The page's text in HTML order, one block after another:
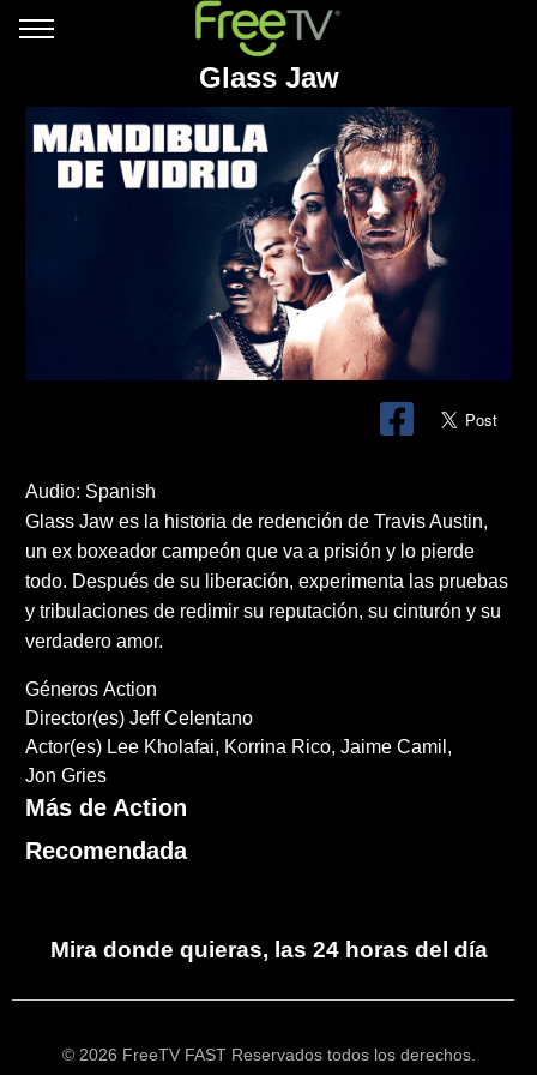
Glass Jaw
Audio: Spanish
Glass Jaw es la historia de redención de Travis Austin,
un ex boxeador campeón que va a prisión y lo pierde
todo. Después de su liberación, experimenta las pruebas
y tribulaciones de redimir su reputación, su cinturón y su
verdadero amor.
Géneros Action
Director(es) Jeff Celentano
Actor(es) Lee Kholafai Korrina Rico Jaime Camil
Jon Gries
Más de Action
Recomendada
Mira donde quieras, las 24 horas del día
© 2026 FreeTV FAST Reservados todos los derechos.